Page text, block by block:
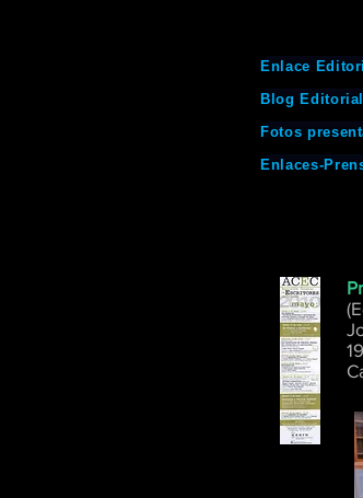
Enlace
Blog
Fotos
Enlaces-